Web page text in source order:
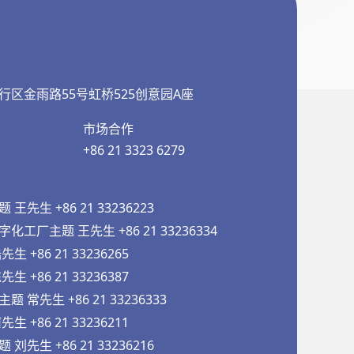
区金雨路55号虹桥525创意园A座
市场合作
+86 21 3323 6279
王先生 +86 21 33236223
化工厂主题 王先生 +86 21 33236334
生 +86 21 33236265
生 +86 21 33236387
题 常先生 +86 21 33236333
生 +86 21 33236211
刘先生 +86 21 33236216